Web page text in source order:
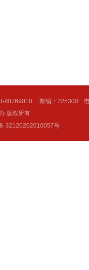
80769010 邮编：225300
版权所有
32120202010057号